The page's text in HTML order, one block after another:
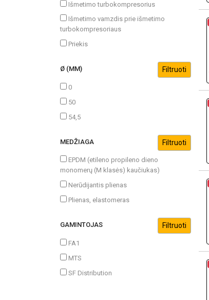
Išmetimo turbokompresorius
Išmetimo vamzdis prie išmetimo
turbokompresoriaus
Priekis
Ø (MM)
0
50
54,5
MEDŽIAGA
EPDM (etileno propileno dieno
monomerų (M klasės) kaučiukas)
Nerūdijantis plienas
Plienas, elastomeras
GAMINTOJAS
FA1
MTS
SF Distribution